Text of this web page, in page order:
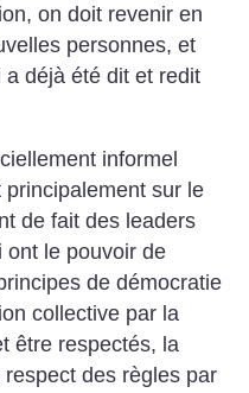
on doit revenir en
personnes, et
a déjà été dit et redit
informel
sur le
de fait des leaders
ont le pouvoir de
de démocratie
collective par la
être respectés, la
respect des règles par